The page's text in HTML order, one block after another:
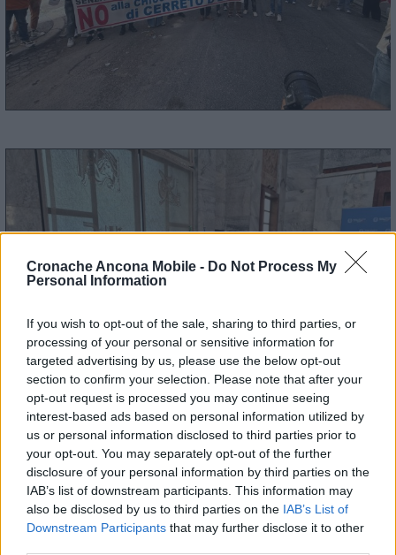
Cronache Ancona Mobile - Do Not Process My
Personal Information
If you wish to opt-out of the sale, sharing to third parties, or
processing of your personal or sensitive information for
targeted advertising by us, please use the below opt-out
section to confirm your selection. Please note that after your
opt-out request is processed you may continue seeing
interest-based ads based on personal information utilized by
us or personal information disclosed to third parties prior to
your opt-out. You may separately opt-out of the further
disclosure of your personal information by third parties on the
IAB’s list of downstream participants. This information may
also be disclosed by us to third parties on the IAB’s List of
Downstream Participants that may further disclose it to other